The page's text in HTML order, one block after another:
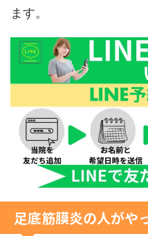
ます。
足底筋膜炎の人がや